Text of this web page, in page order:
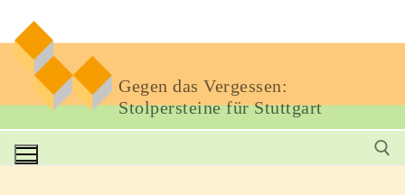
Gegen das Vergessen:
Stolpersteine für Stuttgart